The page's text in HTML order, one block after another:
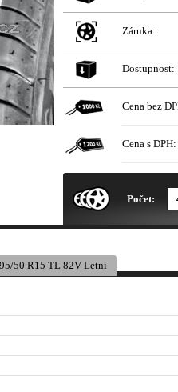
Záruka:
Dostupnost:
Cena bez
Cena s DPH:
Počet:
50 R15 TL 82V Letní